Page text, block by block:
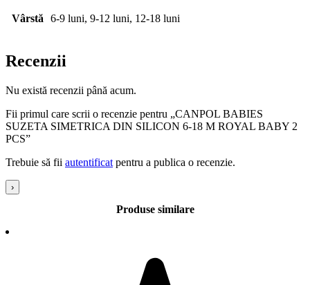
Vârstă 6-9 luni, 9-12 luni, 12-18 luni
Recenzii
Nu există recenzii până acum.
Fii primul care scrii o recenzie pentru „CANPOL BABIES
SUZETA SIMETRICA DIN SILICON 6-18 M ROYAL BABY 2
PCS”
Trebuie să fii autentificat pentru a publica o recenzie.
›
Produse similare